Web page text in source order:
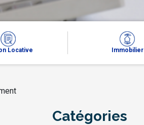
Locative Immobilier
Catégories